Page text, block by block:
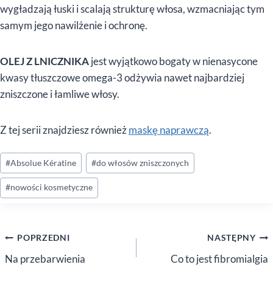
wygładzają łuski i scalają strukturę włosa, wzmacniając tym
samym jego nawilżenie i ochronę.
OLEJ Z LNICZNIKAjest wyjątkowo bogaty w nienasycone
kwasy tłuszczowe omega-3 odżywia nawet najbardziej
zniszczone i łamliwe włosy.
Z tej serii znajdziesz równieżmaskę naprawczą.
Tagi
wpisu:
#Absolue Kératine #do włosów zniszczonych
#nowości kosmetyczne
Nawigacja
wpisu
POPRZEDNI
Na przebarwienia
NASTĘPNY
Co to jest fibromialgia